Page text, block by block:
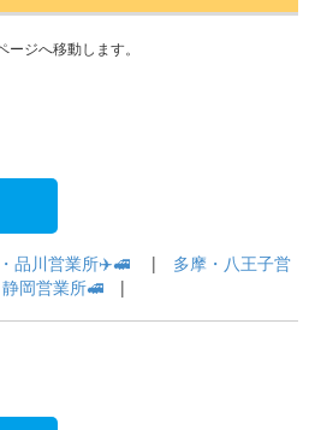
ジへ移動します。
品川営業所✈️🚅| 多摩・八王子営
静岡営業所🚅|